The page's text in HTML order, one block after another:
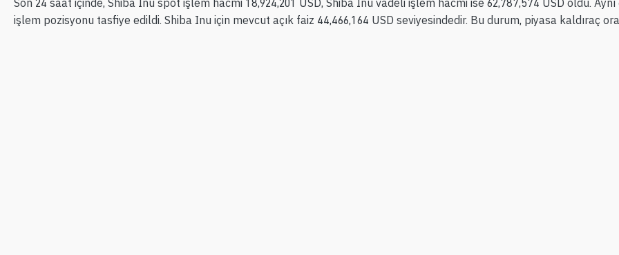
Son 24 saat içinde, Shiba Inu spot işlem hacmi 18,924,201 USD, Shiba Inu vadeli işlem hacmi ise 62,787,574 USD oldu.
işlem pozisyonu tasfiye edildi. Shiba Inu için mevcut açık faiz 44,466,164 USD seviyesindedir. Bu durum, piyasa kaldıraç